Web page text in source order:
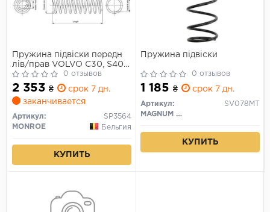
Пружина підвіски передн
лів/прав VOLVO C30, S40
II, V50 1.6-2.0D 04.04-12.12
0 отзывов
2 353 ₴
срок 7 дн.
заканчивается
Артикул:
SP3564
MONROE
Бельгия
КУПИТЬ
Пружина підвіски
0 отзывов
1 185 ₴ срок 7 дн.
Артикул:
SV078MT
MAGNUM TECHNOLOGY
КУПИТЬ